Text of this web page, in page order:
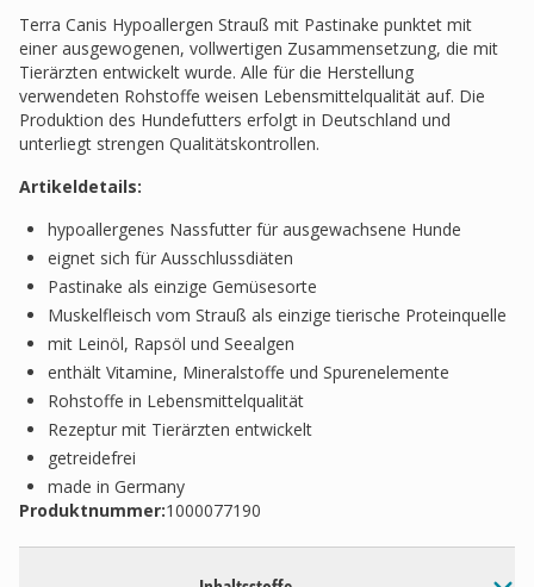
Terra Canis Hypoallergen Strauß mit Pastinake punktet mit
einer ausgewogenen, vollwertigen Zusammensetzung, die mit
Tierärzten entwickelt wurde. Alle für die Herstellung
verwendeten Rohstoffe weisen Lebensmittelqualität auf. Die
Produktion des Hundefutters erfolgt in Deutschland und
unterliegt strengen Qualitätskontrollen.
Artikeldetails:
hypoallergenes Nassfutter für ausgewachsene Hunde
eignet sich für Ausschlussdiäten
Pastinake als einzige Gemüsesorte
Muskelfleisch vom Strauß als einzige tierische Proteinquelle
mit Leinöl, Rapsöl und Seealgen
enthält Vitamine, Mineralstoffe und Spurenelemente
Rohstoffe in Lebensmittelqualität
Rezeptur mit Tierärzten entwickelt
getreidefrei
made in Germany
Produktnummer:1000077190